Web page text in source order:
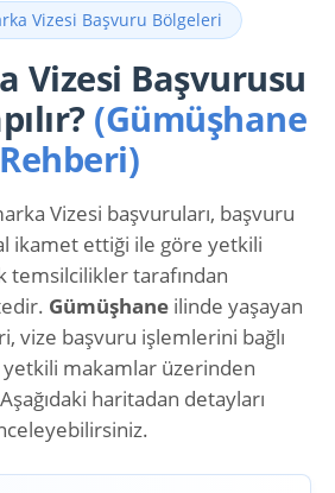
Vizesi Başvuru Bölgeleri
Vizesi Başvurusu
(Gümüşhane
Rehberi)
Vizesi başvuruları, başvuru
ikamet ettiği ile göre yetkili
temsilcilikler tarafından
Gümüşhane ilinde yaşayan
vize başvuru işlemlerini bağlı
yetkili makamlar üzerinden
haritadan detayları